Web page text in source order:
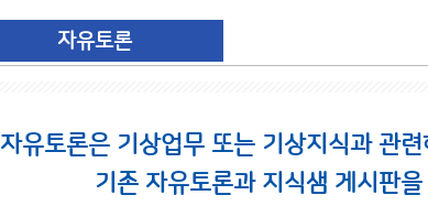
자유토론
자유토론은 기상업무 또는 기상지식과 관
기존 자유토론과 지식샘 게시판